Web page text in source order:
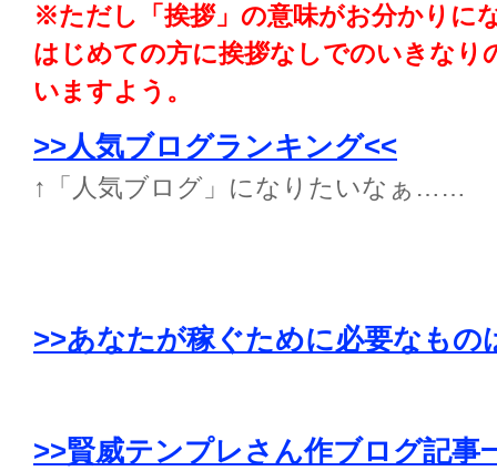
※ただし「挨拶」の意味がお分かりに
はじめての方に挨拶なしでのいきなり
いますよう。
>>人気ブログランキング<<
↑「人気ブログ」になりたいなぁ……
>>あなたが稼ぐために必要なもの
>>賢威テンプレさん作ブログ記事